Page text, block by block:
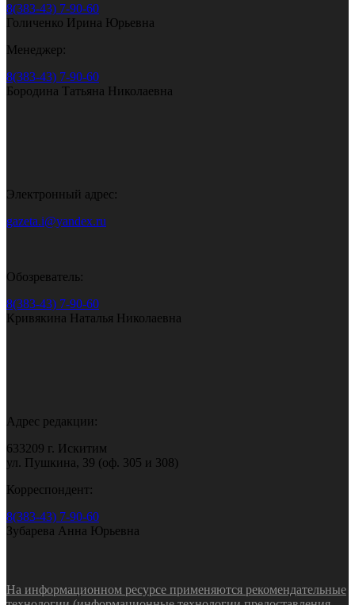
8(383-43) 7-90-60
Голиченко Ирина Юрьевна
Менеджер:
8(383-43) 7-90-60
Бородина Татьяна Николаевна
Электронный адрес:
gazeta.i@yandex.ru
Обозреватель:
8(383-43) 7-90-60
Кривякина Наталья Николаевна
Адрес редакции:
633209 г. Искитим
ул. Пушкина, 39 (оф. 305 и 308)
Корреспондент:
8(383-43) 7-90-60
Зубарева Анна Юрьевна
На информационном ресурсе применяются рекомендательные